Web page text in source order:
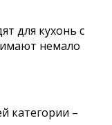
для кухонь с
немало
категории –